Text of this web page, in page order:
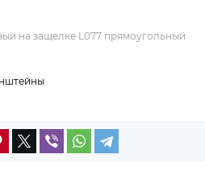
на защелке L077 прямоугольный